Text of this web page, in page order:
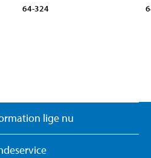
64-324
lige nu